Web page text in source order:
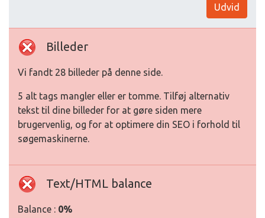
Udvid
Billeder
Vi fandt 28 billeder på denne side.
5 alt tags mangler eller er tomme. Tilføj alternativ
tekst til dine billeder for at gøre siden mere
brugervenlig, og for at optimere din SEO i forhold til
søgemaskinerne.
Text/HTML balance
Balance : 0%